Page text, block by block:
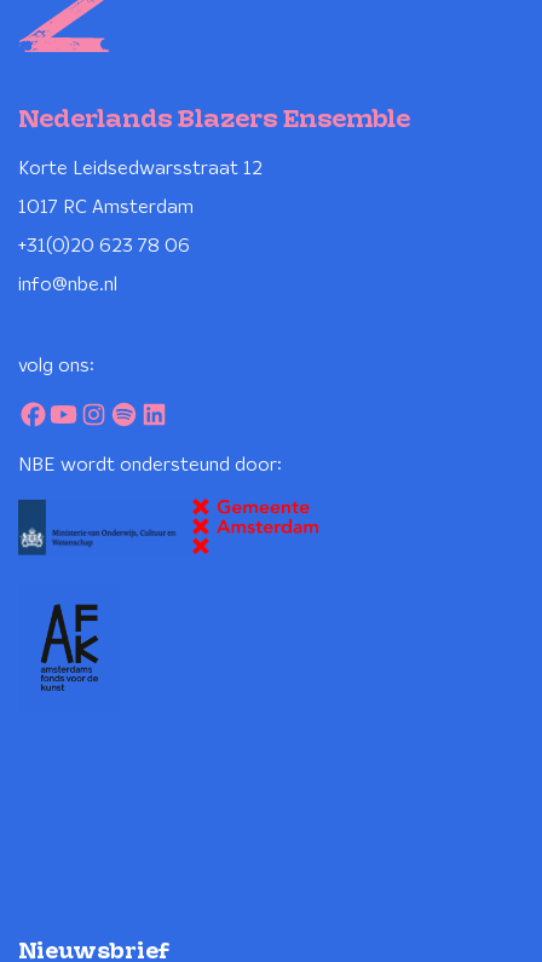
Nederlands Blazers Ensemble
Korte Leidsedwarsstraat 12
1017 RC Amsterdam
+31(0)20 623 78 06
info@nbe.nl
volg ons:
NBE wordt ondersteund door:
Nieuwsbrief